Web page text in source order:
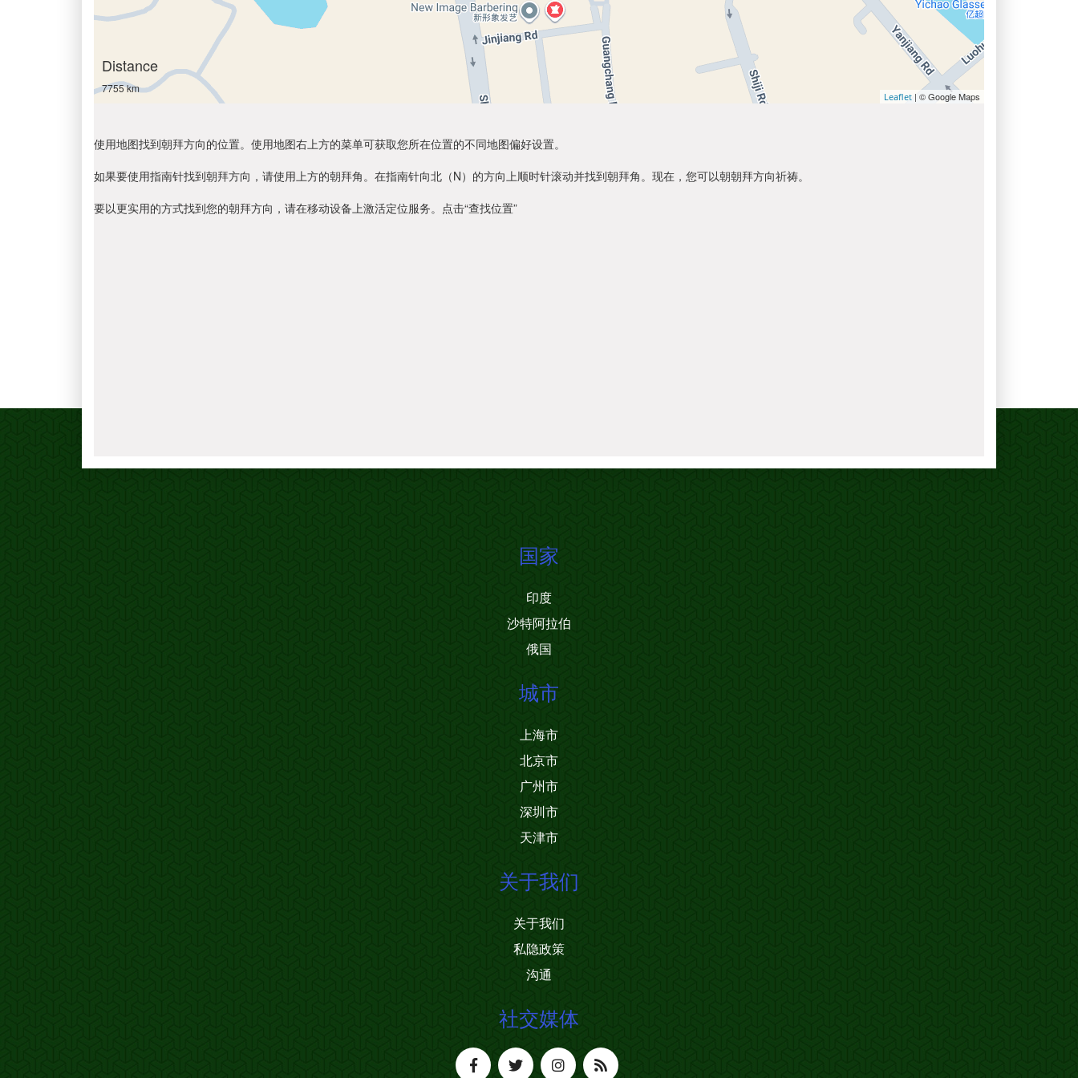
Distance
7755 km
Leaflet | © Google Maps
使用地图找到朝拜方向的位置。使用地图右上方的菜单可获取您所在位置的不同地图偏好设置。
如果要使用指南针找到朝拜方向，请使用上方的朝拜角。在指南针向北（N）的方向上顺时针滚动并找到朝拜角。现在，您可以朝朝拜方向祈祷。
要以更实用的方式找到您的朝拜方向，请在移动设备上激活定位服务。点击“查找位置”
国家
印度
沙特阿拉伯
俄国
城市
上海市
北京市
广州市
深圳市
天津市
关于我们
关于我们
私隐政策
沟通
社交媒体